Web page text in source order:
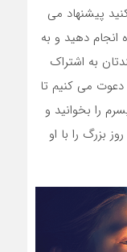
پیشنهاد می
انجام دهید و به
به اشتراک
دعوت می کنیم تا
را بخوانید و
بزرگ را با او